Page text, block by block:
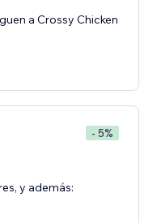
a Crossy Chicken
- 5%
y además: